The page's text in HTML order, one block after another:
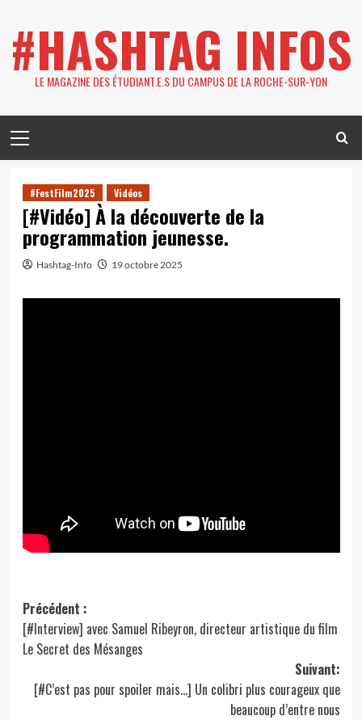
content
#HASHTAG INFOS
LE MAGAZINE DES ÉTUDIANT.E.S DU CAMPUS DE LA ROCHE-SUR-YON
Menu
#FestFilm2025 Vidéos
[#Vidéo] À la découverte de la
programmation jeunesse.
Hashtag-Info 19 octobre 2025
Navigation
d’article
Précédent :
[#Interview] avec Samuel Ribeyron, directeur artistique du film
Le Secret des Mésanges
Suivant:
[#C’est pas pour spoiler mais…] Un colibri plus courageux que
beaucoup d’entre nous